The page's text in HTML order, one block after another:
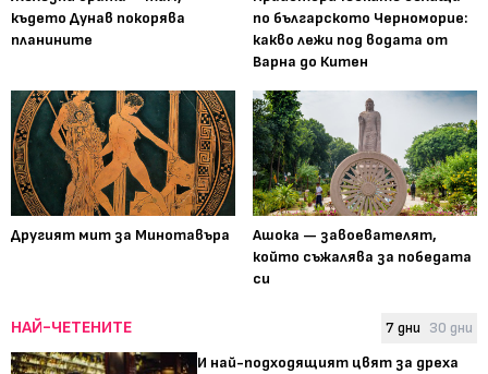
където Дунав покорява
планините
по българското Черноморие:
какво лежи под водата от
Варна до Китен
Другият мит за Минотавъра
Ашока — завоевателят,
който съжалява за победата
си
НАЙ-ЧЕТЕНИТЕ 7 дни 30 дни
И най-подходящият цвят за дреха